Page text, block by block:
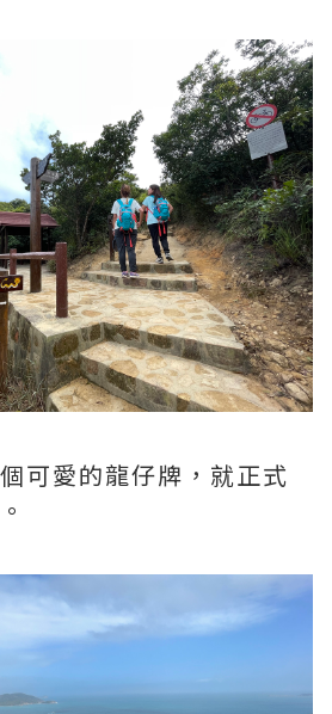
可愛的龍仔牌，就正式